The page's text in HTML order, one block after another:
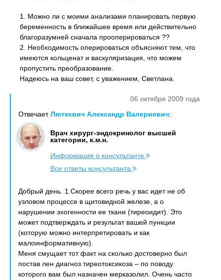
1. Можно ли с моими анализами планировать первую
беременность в ближайшее время или действительно
благоразумней сначала прооперироваться ??
2. Необходимость оперироваться объясняют тем, что
имеются кольценат и васкуляризация, что можем
пропустить преобразование.
Надеюсь на ваш совет, с уважением, Светлана.
06 октября 2009 года
ОтвечаетЛюткевич Александр Валериевич:
Врач хирург-эндокринолог высшей
категории, к.м.н.
Информация о консультанте
Все ответы консультанта
Добрый день. 1.Скорее всего речь у вас идет не об
узловом процессе в щитовидной железе, а о
нарушении эхогенности ее ткани (тиреоидит). Это
может подтверждать и результат вашей пункции
(которую можно интерпретировать и как
малоинформативную).
Меня смущает тот факт на сколько достоверно был
постав лен диагноз тиреотоксикоза – по поводу
которого вам был назначен мерказолил. Очень часто